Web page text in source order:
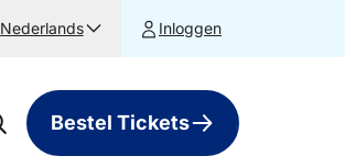
Nederlands Inloggen
Bestel Tickets